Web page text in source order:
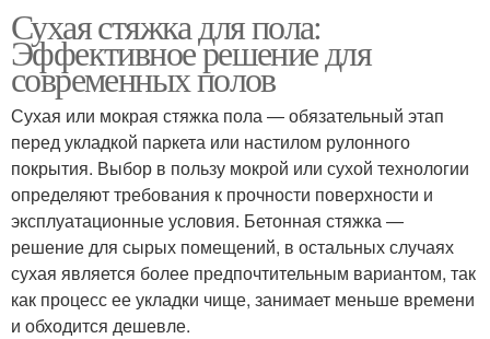
Сухая стяжка для пола:
Эффективное решение для
современных полов
Сухая или мокрая стяжка пола — обязательный этап
перед укладкой паркета или настилом рулонного
покрытия. Выбор в пользу мокрой или сухой технологии
определяют требования к прочности поверхности и
эксплуатационные условия. Бетонная стяжка —
решение для сырых помещений, в остальных случаях
сухая является более предпочтительным вариантом, так
как процесс ее укладки чище, занимает меньше времени
и обходится дешевле.